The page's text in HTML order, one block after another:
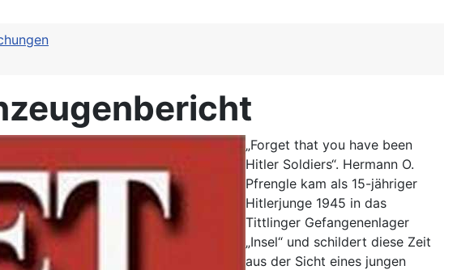
„Forget that you have been
Hitler Soldiers“. Hermann O.
Pfrengle kam als 15-jähriger
Hitlerjunge 1945 in das
Tittlinger Gefangenenlager
„Insel“ und schildert diese Zeit
aus der Sicht eines jungen